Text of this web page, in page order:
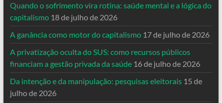
Quando o sofrimento vira rotina: saúde mental e a lógica do
capitalismo 18 de julho de 2026
A ganância como motor do capitalismo 17 de julho de 2026
A privatização oculta do SUS: como recursos públicos
financiam a gestão privada da saúde 16 de julho de 2026
Da intenção e da manipulação: pesquisas eleitorais 15 de
julho de 2026